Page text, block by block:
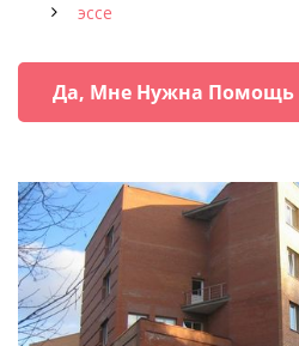
эссе
Да, Мне Нужна Помощь